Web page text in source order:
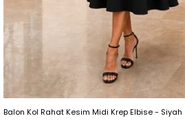
Balon Kol Rahat Kesim Midi Krep Elbise - Siyah